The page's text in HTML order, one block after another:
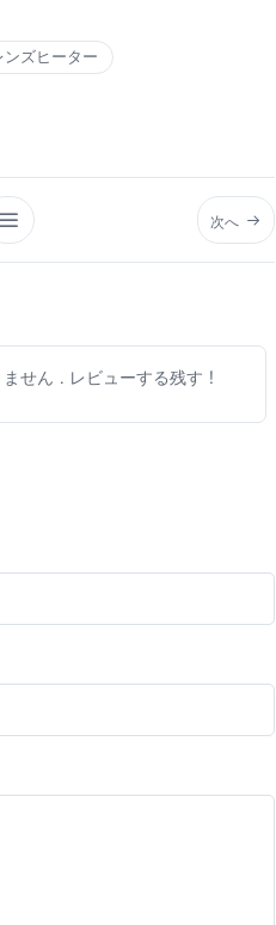
ンズヒーター
次へ
せん . レビューする残す !